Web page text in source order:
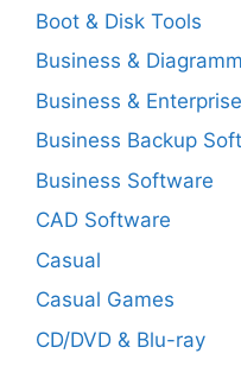
Boot & Disk Tools
Business &
Business &
Business Backup
Business Software
CAD Software
Casual
Casual Games
CD/DVD & Blu-ray